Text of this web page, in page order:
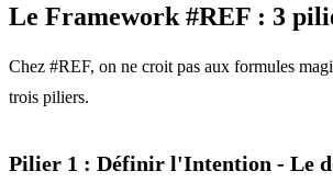
Le Framework #REF : 3
Chez #REF, on ne croit pas aux formules
trois piliers.
Pilier 1 : Définir l'Intention - Le